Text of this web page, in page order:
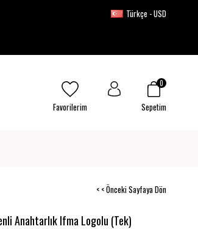
Türkçe - USD
Sepetim
0
Favorilerim
< < Önceki Sayfaya Dön
Anahtarlık Ifma Logolu (Tek)